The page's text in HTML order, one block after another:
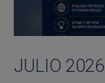
JULIO 2026